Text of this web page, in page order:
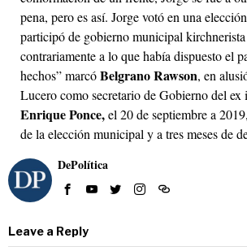
pena, pero es así. Jorge votó en una
participó de gobierno municipal kirchnerista
contrariamente a lo que había dispuesto el
hechos” marcóBelgrano Rawson, en
Lucero como secretario de Gobierno del ex
Enrique Ponce,el 20 de septiembre a
de la elección municipal y a tres meses de
DePolítica
Leave a Reply